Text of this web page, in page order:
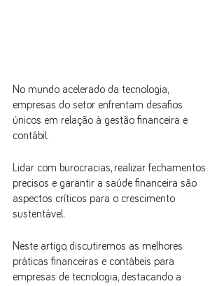
No mundo acelerado da tecnologia,
empresas do setor enfrentam desafios
únicos em relação à gestão financeira e
contábil.
Lidar com burocracias, realizar fechamentos
precisos e garantir a saúde financeira são
aspectos críticos para o crescimento
sustentável.
Neste artigo, discutiremos as melhores
práticas financeiras e contábeis para
empresas de tecnologia, destacando a